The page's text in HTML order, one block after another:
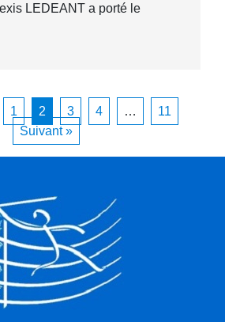
LEDEANT a porté le
1 2 3 4 …
11
Suivant »